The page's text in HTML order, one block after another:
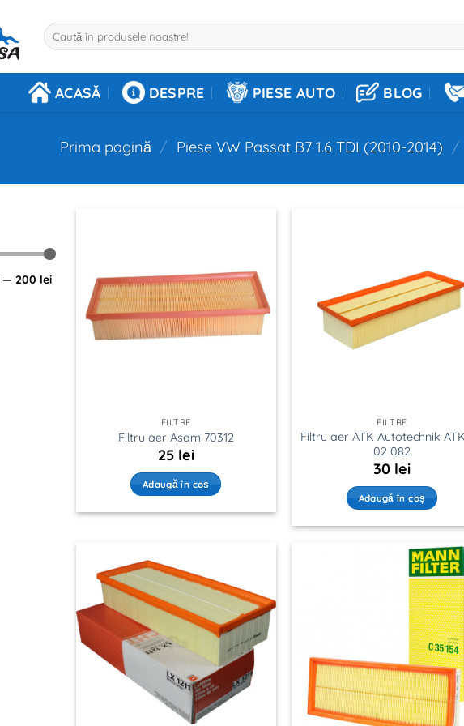
Caută
după:
ACASĂ DESPRE PIESE AUTO BLOG
Prima pagină / Piese VW Passat B7 1.6 TDI (2010-2014) /
— 200 lei
FILTRE
Filtru aer Asam 70312
25 lei
Adaugă în coș
FILTRE
Filtru aer ATK Autotechnik
02 082
30 lei
Adaugă în coș